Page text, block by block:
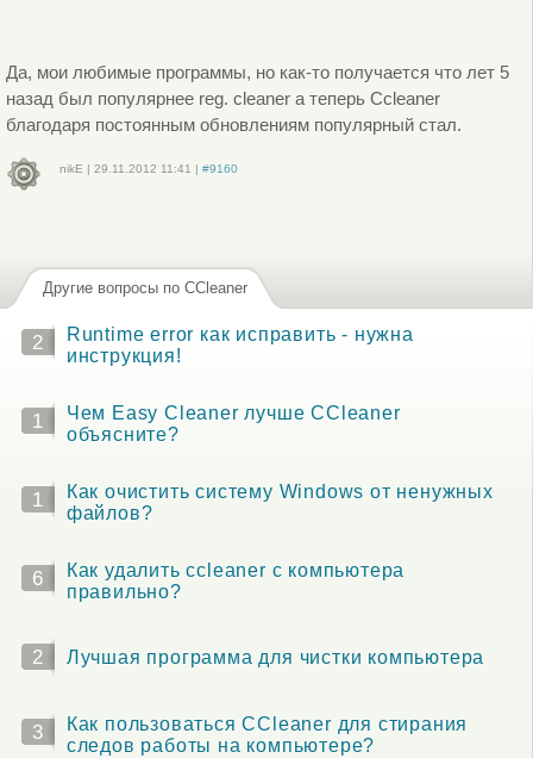
Да, мои любимые программы, но как-то получается что лет 5
назад был популярнее reg. cleaner а теперь Ccleaner
благодаря постоянным обновлениям популярный стал.
nikE | 29.11.2012 11:41 | #9160
Другие вопросы по CCleaner
2
Runtime error как исправить - нужна
инструкция!
1
Чем Easy Cleaner лучше CCleaner
объясните?
1
Как очистить систему Windows от ненужных
файлов?
6
Как удалить ccleaner с компьютера
правильно?
2 Лучшая программа для чистки компьютера
3
Как пользоваться CCleaner для стирания
следов работы на компьютере?